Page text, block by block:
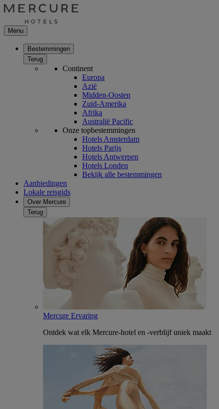
Menu
Bestemmingen
Terug
Continent
Europa
Azië
Midden-Oosten
Zuid-Amerika
Afrika
Australië Pacific
Onze topbestemmingen
Hotels Amsterdam
Hotels Parijs
Hotels Antwerpen
Hotels Londen
Bekijk alle bestemmingen
Aanbiedingen
Lokale reisgids
Over Mercure
Terug
Mercure Ervaring
Ontdek wat elk Mercure-hotel en -verblijf uniek maakt